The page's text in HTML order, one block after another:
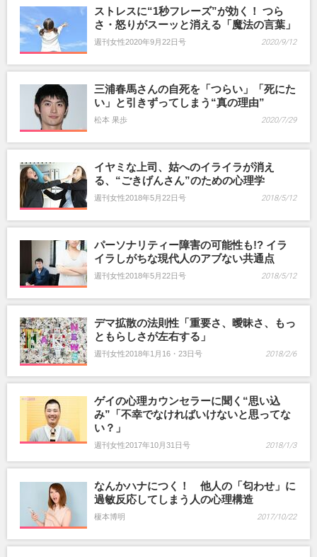
ストレスに“1秒フレーズ”が効く！ つら
さ・怒りがスーッと消える「魔法の言葉」
週刊女性2020年9月22日号 2020/9/12
三浦春馬さんの自死を「つらい」「死にた
い」と引きずってしまう“真の理由”
松本 果歩 2020/7/29
イヤミな上司、姑へのイライラが消え
る、“ごきげんさん”のための心理学
週刊女性2018年5月22日号 2018/5/12
パーソナリティー障害の可能性も!? イラ
イラしがちな現代人のアブない共通点
週刊女性2018年5月22日号 2018/5/12
デマ拡散の法則性「重要さ、曖昧さ、もっ
ともらしさが左右する」
週刊女性2018年1月16・23日号 2018/2/6
ゲイの心理カウンセラーに聞く“思い込
み”「不幸でなければいけないと思ってな
い？」
週刊女性2017年10月31日号 2018/1/3
なんかハナにつく！ 他人の「匂わせ」に
過敏反応してしまう人の心理構造
榎本博明 2017/10/22